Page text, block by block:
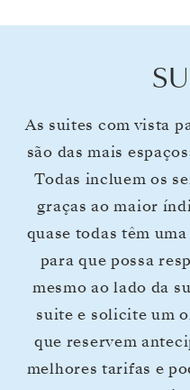
As suites com vista
são das mais
Todas incluem os
graças ao maior
quase todas têm
para que possa
mesmo ao lado da
suite e solicite um
que reservem
melhores tarifas e